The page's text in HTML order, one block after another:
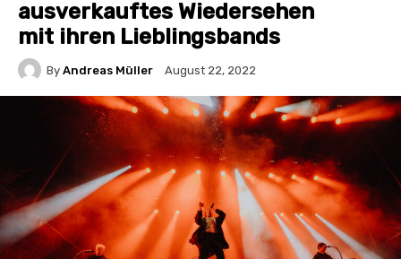
ausverkauftes Wiedersehen
mit ihren Lieblingsbands
By Andreas Müller August 22, 2022